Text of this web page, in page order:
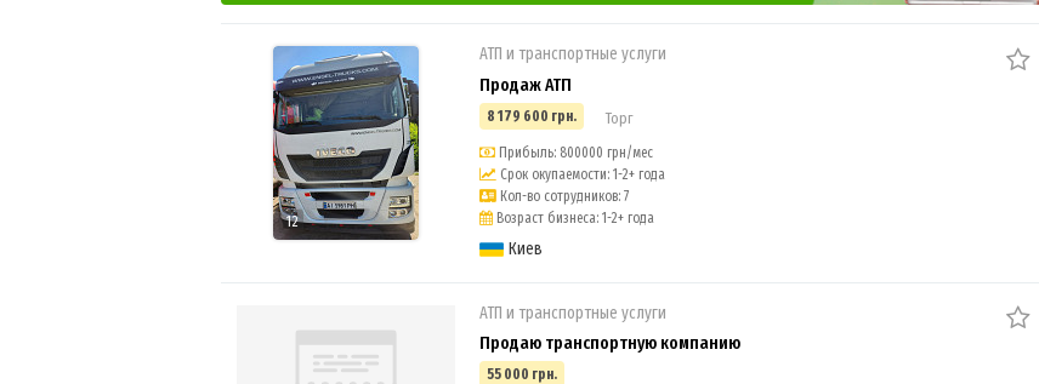
12
АТП и транспортные услуги
Продаж АТП
8 179 600 грн. Торг
Прибыль: 800000 грн/мес
Срок окупаемости: 1-2+ года
Кол-во сотрудников: 7
Возраст бизнеса: 1-2+ года
Киев
АТП и транспортные услуги
Продаю транспортную компанию
55 000 грн.